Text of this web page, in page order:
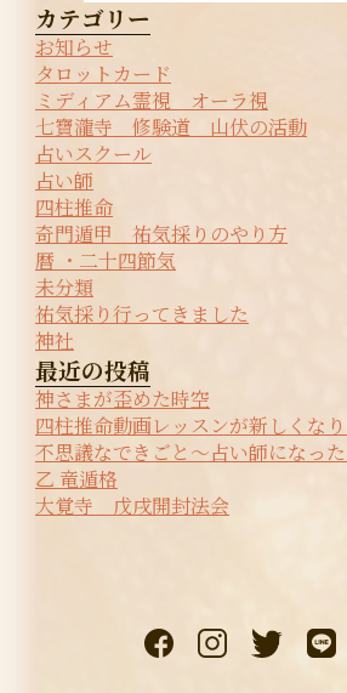
カテゴリー
お知らせ
タロットカード
ミディアム霊視 オーラ視
七寶瀧寺 修験道 山伏の活動
占いスクール
占い師
四柱推命
奇門遁甲 祐気採りのやり方
暦 ・二十四節気
未分類
祐気採り行ってきました
神社
最近の投稿
神さまが歪めた時空
四柱推命動画レッスンが新しくな
不思議なできごと〜占い師になっ
乙 竜遁格
大覚寺 戊戌開封法会